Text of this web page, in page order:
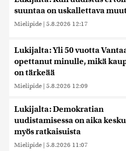
suuntaa on uskallettava
Mielipide | 5.8.2026 12:17
Lukijalta: Yli 50 vuotta
opettanut minulle, mikä
on tärkeää
Mielipide | 5.8.2026 12:09
Lukijalta: Demokratian
uudistamisessa on aika
myös ratkaisuista
Mielipide | 5.8.2026 11:07